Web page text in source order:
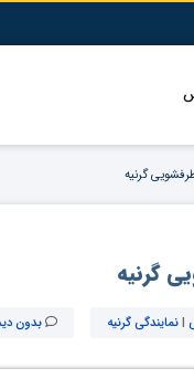
گرنیه
گرنیه
|نمایندگی گرنیه بدون